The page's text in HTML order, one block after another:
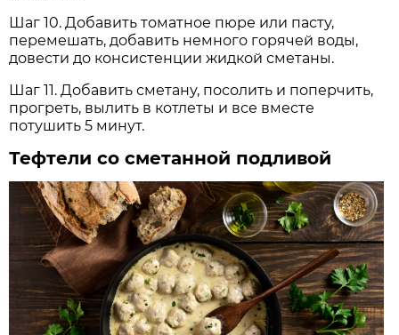
Шаг 10. Добавить томатное пюре или пасту,
перемешать, добавить немного горячей воды,
довести до консистенции жидкой сметаны.
Шаг 11. Добавить сметану, посолить и поперчить,
прогреть, вылить в котлеты и все вместе
потушить 5 минут.
Тефтели со сметанной подливой